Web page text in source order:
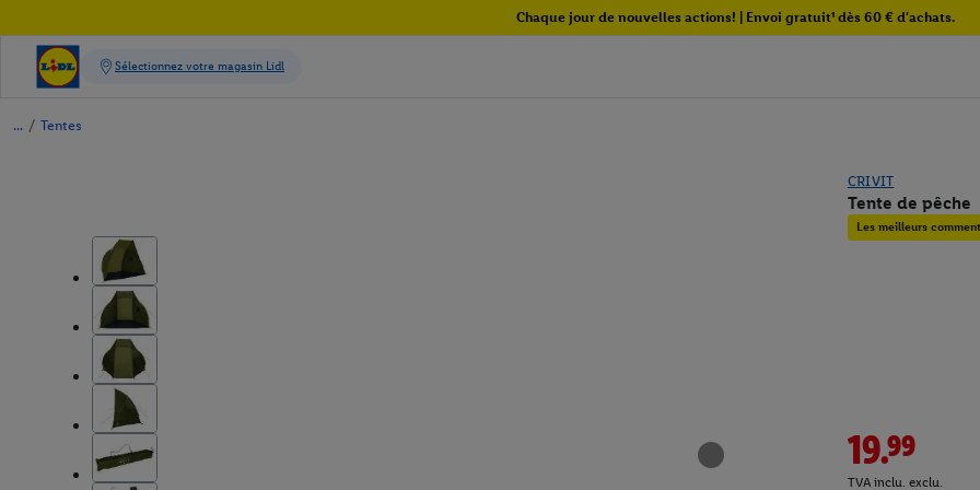
Chaque jour de nouvelles actions! | Envoi gratuit¹ dès 60 € d'achats.
/ Tentes
CRIVIT
Tente de pêche
Les meilleurs
19.99
TVA inclu. exclu.